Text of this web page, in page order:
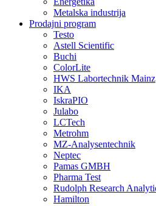
Metalska industrija
Prodajni program
Testo
Astell Scientific
Buchi
ColorLite
HWS Labortechnik Mainz
IKA
IskraPIO
Julabo
LCTech
Metrohm
MZ-Analysentechnik
Neptec
Pamas GMBH
Pharma Test
Rudolph Research
Hamilton